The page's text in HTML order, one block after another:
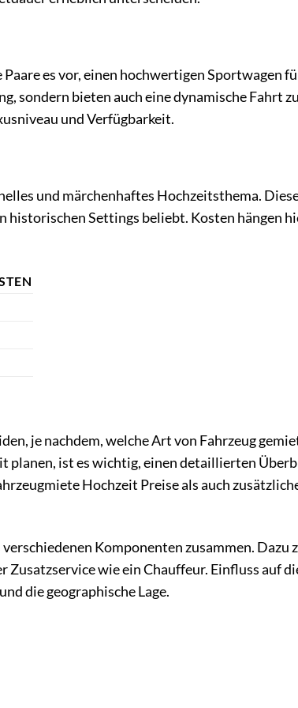
es vor, einen hochwertigen Sportwagen
sondern bieten auch eine dynamische Fahrt
und Verfügbarkeit.
und märchenhaftes Hochzeitsthema.
Settings beliebt. Kosten hängen
je nachdem, welche Art von Fahrzeug
planen, ist es wichtig, einen detaillierten
Hochzeit Preise als auch
Komponenten zusammen. Dazu
wie ein Chauffeur. Einfluss auf
die geographische Lage.